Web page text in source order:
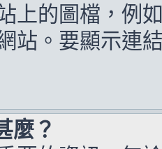
上的圖檔，例
站。要顯示連
麼？